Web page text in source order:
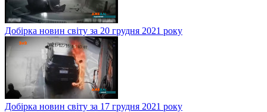
Добірка новин світу за 20 грудня 2021 року
Добірка новин світу за 17 грудня 2021 року